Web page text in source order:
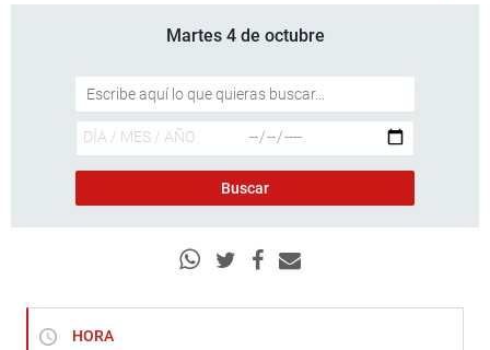
Martes 4 de octubre
HORA